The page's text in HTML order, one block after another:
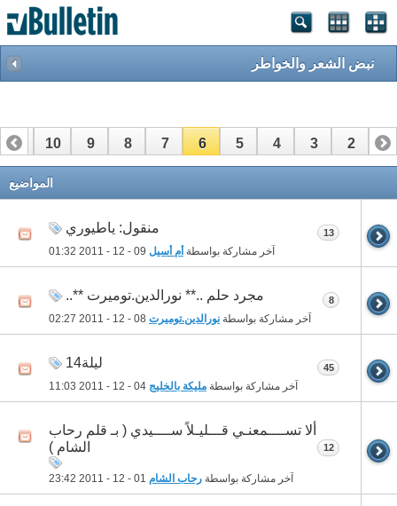
نبض الشعر والخواطر
1
2
3
4
5
6
7
8
9
10
11
21
22
المواضيع
منقول: ياطيوري
آخر مشاركة بواسطة أم أسيل 01:32
13
مجرد حلم ..** نورالدين.توميرت **..
آخر مشاركة بواسطة نورالدين.توميرت 02:27
8
ليلة14
آخر مشاركة بواسطة مليكة بالخليج 11:03
45
ألا تســــمعنـي قـــليـلاً ســــيدي ( بـ قلم رحاب
الشام )
آخر مشاركة بواسطة رحاب الشام 23:42
12